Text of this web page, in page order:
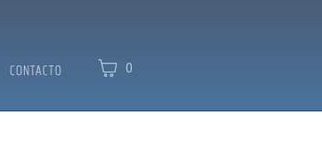
CONTACTO 0